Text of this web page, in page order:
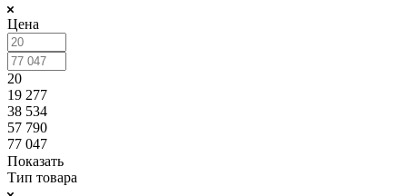
Цена
20
19 277
38 534
57 790
77 047
Показать
Тип товара